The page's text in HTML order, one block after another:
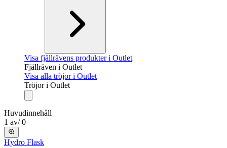
Visa fjällrävens produkter i Outlet
Fjällräven i Outlet
Visa alla tröjor i Outlet
Tröjor i Outlet
Huvudinnehåll
1 av/ 0
Hydro Flask